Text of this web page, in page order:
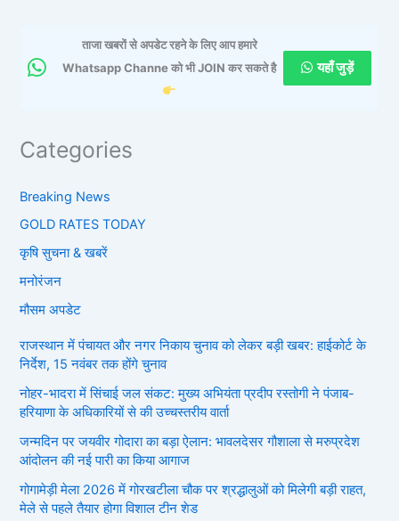
ताजा खबरों से अपडेट रहने के लिए आप हमारे
Whatsapp Channe को भी JOIN कर सकते है
यहाँ जुड़ें
Categories
Breaking News
GOLD RATES TODAY
कृषि सुचना & खबरें
मनोरंजन
मौसम अपडेट
राजस्थान में पंचायत और नगर निकाय चुनाव को लेकर बड़ी खबर: हाईकोर्ट के
निर्देश, 15 नवंबर तक होंगे चुनाव
नोहर-भादरा में सिंचाई जल संकट: मुख्य अभियंता प्रदीप रस्तोगी ने पंजाब-
हरियाणा के अधिकारियों से की उच्चस्तरीय वार्ता
जन्मदिन पर जयवीर गोदारा का बड़ा ऐलान: भावलदेसर गौशाला से मरुप्रदेश
आंदोलन की नई पारी का किया आगाज
गोगामेड़ी मेला 2026 में गोरखटीला चौक पर श्रद्धालुओं को मिलेगी बड़ी राहत,
मेले से पहले तैयार होगा विशाल टीन शेड